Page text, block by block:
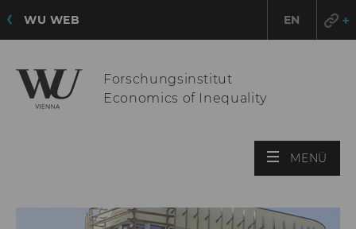
WU WEB EN
Forschungsinstitut
Economics of Inequality
MENÜ